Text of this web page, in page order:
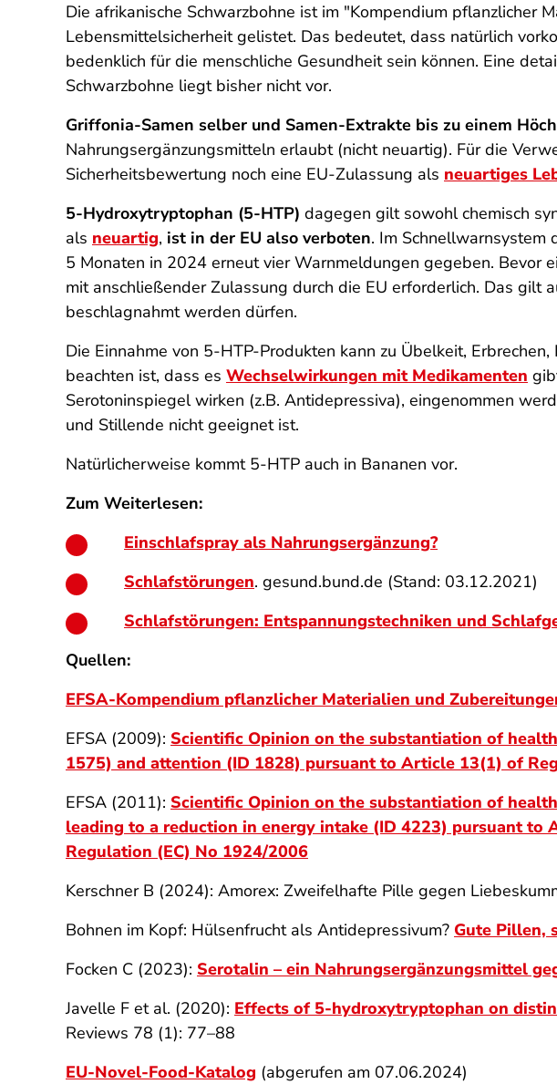
Die afrikanische Schwarzbohne ist im "Kompendium pflanzlicher
Lebensmittelsicherheit gelistet. Das bedeutet, dass natürlich
bedenklich für die menschliche Gesundheit sein können. Eine
Schwarzbohne liegt bisher nicht vor.
Griffonia-Samen selber und Samen-Extrakte bis zu einem
Nahrungsergänzungsmitteln erlaubt (nicht neuartig). Für die
Sicherheitsbewertung noch eine EU-Zulassung als neuartiges
5-Hydroxytryptophan (5-HTP) dagegen gilt sowohl chemisch
als neuartig, ist in der EU also verboten. Im Schnellwarnsystem
5 Monaten in 2024 erneut vier Warnmeldungen gegeben. Bevor
mit anschließender Zulassung durch die EU erforderlich. Das gilt
beschlagnahmt werden dürfen.
Die Einnahme von 5-HTP-Produkten kann zu Übelkeit,
beachten ist, dass es Wechselwirkungen mit Medikamenten
Serotoninspiegel wirken (z.B. Antidepressiva), eingenommen
und Stillende nicht geeignet ist.
Natürlicherweise kommt 5-HTP auch in Bananen vor.
Zum Weiterlesen:
Einschlafspray als Nahrungsergänzung?
Schlafstörungen. gesund.bund.de (Stand: 03.12.2021)
Schlafstörungen: Entspannungstechniken und
Quellen:
EFSA-Kompendium pflanzlicher Materialien und
EFSA (2009): Scientific Opinion on the substantiation of
1575) and attention (ID 1828) pursuant to Article 13(1) of
EFSA (2011): Scientific Opinion on the substantiation of
leading to a reduction in energy intake (ID 4223) pursuant to
Regulation (EC) No 1924/2006
Kerschner B (2024): Amorex: Zweifelhafte Pille gegen
Bohnen im Kopf: Hülsenfrucht als Antidepressivum? Gute Pillen,
Focken C (2023): Serotalin – ein Nahrungsergänzungsmittel
Javelle F et al. (2020): Effects of 5-hydroxytryptophan on
Reviews 78 (1): 77–88
EU-Novel-Food-Katalog (abgerufen am 07.06.2024)